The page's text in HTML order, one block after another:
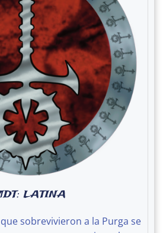
LATINA
sobrevivieron a la Purga se